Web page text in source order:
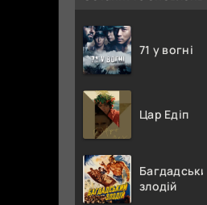
71 у вогні
Цар Едіп
Багдадський
злодій